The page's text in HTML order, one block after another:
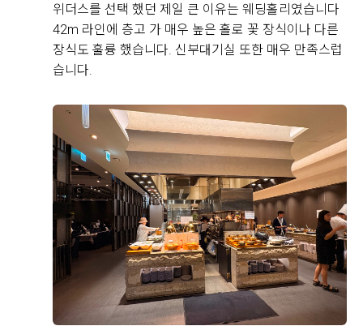
조완동, 문수민 2026-08-09 10명 읽음
안녕하세요! 이번에 웨딩그룹위더스영등포점에서 예식
었는데요그전예식장들은아쉬운점이한가지씩있었어요하
지만웨딩그룹위더스영등포점은들어서자마자만족했던점
은엘레베이터가많았던점입니다결혼식장가면간혹엘레베
이터는적고사람은많아서엘레베이터기다리는시간도길었
는데여기는엘레베이터가많기때문에기다릴걱정이없겠다
라고생각했어요그리고사진에서보다시피층고가엄청높아
요그래서그런가엘레베이터내리자마자답답하지않고탁트
여보였답니다그리고어두운조명에맞는꽃장식과커튼뒤로
신부입장을할수있어서더욱더돋보이고특별하게신부입장
을할수있어요홀내부뿐만아니라하객분들이기다리시는로
비도 넓고창이있어답답해보이지않았답니다이런여러가
더 보기
+8
위더스를 선택 했던 제일 큰 이유는 웨딩홀리였습니다
42m 라인에 층고 가 매우 높은 홀로 꽃 장식이나 다른
장식도 훌륭 했습니다. 신부대기실 또한 매우 만족스럽
습니다.